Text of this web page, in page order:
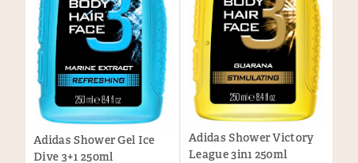
Adidas Shower Gel Ice
Dive 3+1 250ml
Adidas Shower Victory
League 3in1 250ml